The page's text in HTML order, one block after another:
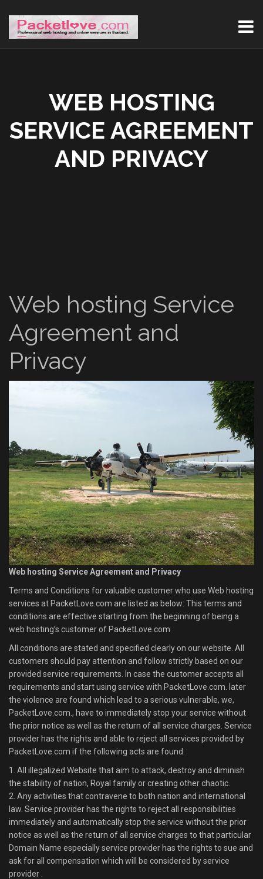
WEB HOSTING
SERVICE AGREEMENT
AND PRIVACY
Web hosting Service
Agreement and
Privacy
Web hosting Service Agreement and Privacy
Terms and Conditions for valuable customer who use Web hosting
services at PacketLove.com are listed as below: This terms and
conditions are effective starting from the beginning of being a
web hosting’s customer of PacketLove.com
All conditions are stated and specified clearly on our website. All
customers should pay attention and follow strictly based on our
provided service requirements. In case the customer accepts all
requirements and start using service with PacketLove.com. later
the violence are found which lead to a serious vulnerable, we,
PacketLove.com., have to immediately stop your service without
the prior notice as well as the return of all service charges. Service
provider has the rights and able to reject all services provided by
PacketLove.com if the following acts are found:
1. All illegalized Website that aim to attack, destroy and diminish
the stability of nation, Royal family or creating other chaotic.
2. Any activities that contravene to both nation and international
law. Service provider has the rights to reject all responsibilities
immediately and automatically stop the service without the prior
notice as well as the return of all service charges to that particular
Domain Name especially service provider has the rights to sue and
ask for all compensation which will be considered by service
provider .